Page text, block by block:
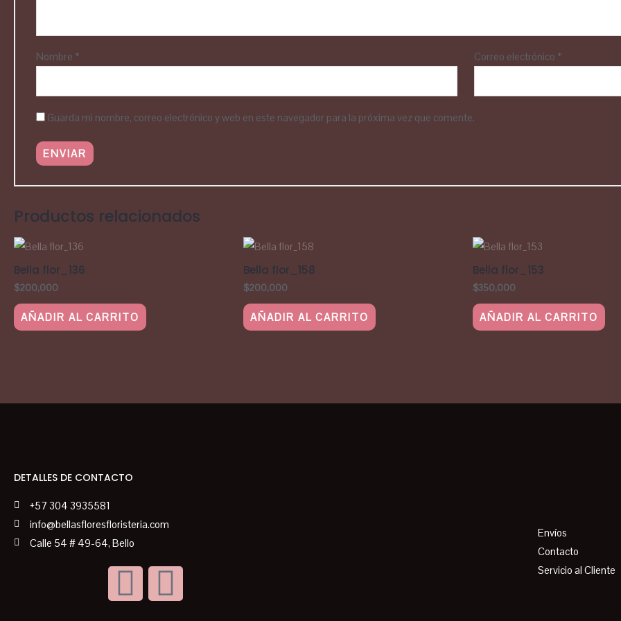
Nombre * Correo electrónico *
Guarda mi nombre, correo electrónico y web en este navegador para la próxima vez que comente.
Productos relacionados
Bella flor_136
$200,000
AÑADIR AL CARRITO
Bella flor_158
$200,000
AÑADIR AL CARRITO
Bella flor_153
$350,000
AÑADIR AL CARRITO
DETALLES DE CONTACTO
+57 304 3935581
info@bellasfloresfloristeria.com
Calle 54 # 49-64, Bello
Envíos
Contacto
Servicio al Cliente